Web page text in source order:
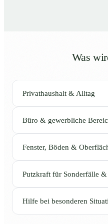
Was
Privathaushalt & Alltag
Büro & gewerbliche
Fenster, Böden &
Putzkraft für Sonderfälle
Hilfe bei besonderen